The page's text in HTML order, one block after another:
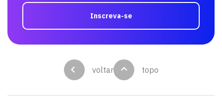
Inscreva-se
voltar topo